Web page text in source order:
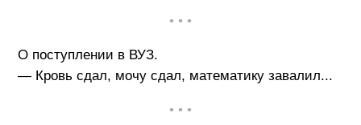
• • •
О поступлении в ВУЗ.
— Кровь сдал, мочу сдал, математику завалил...
• • •